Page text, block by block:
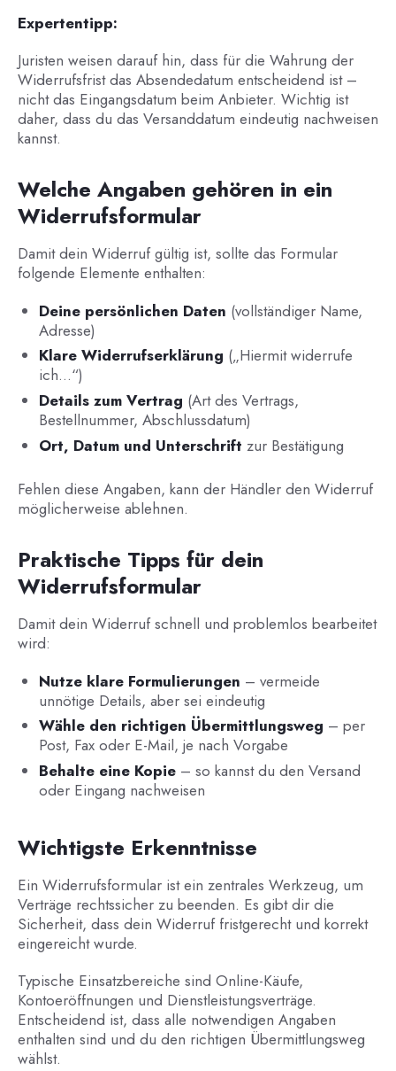
Expertentipp:
Juristen weisen darauf hin, dass für die Wahrung der
Widerrufsfrist das Absendedatum entscheidend ist –
nicht das Eingangsdatum beim Anbieter. Wichtig ist
daher, dass du das Versanddatum eindeutig nachweisen
kannst.
Welche Angaben gehören in ein
Widerrufsformular
Damit dein Widerruf gültig ist, sollte das Formular
folgende Elemente enthalten:
Deine persönlichen Daten (vollständiger Name,
Adresse)
Klare Widerrufserklärung („Hiermit widerrufe
ich…“)
Details zum Vertrag (Art des Vertrags,
Bestellnummer, Abschlussdatum)
Ort, Datum und Unterschrift zur Bestätigung
Fehlen diese Angaben, kann der Händler den Widerruf
möglicherweise ablehnen.
Praktische Tipps für dein
Widerrufsformular
Damit dein Widerruf schnell und problemlos bearbeitet
wird:
Nutze klare Formulierungen – vermeide
unnötige Details, aber sei eindeutig
Wähle den richtigen Übermittlungsweg – per
Post, Fax oder E-Mail, je nach Vorgabe
Behalte eine Kopie– so kannst du den Versand
oder Eingang nachweisen
Wichtigste Erkenntnisse
Ein Widerrufsformular ist ein zentrales Werkzeug, um
Verträge rechtssicher zu beenden. Es gibt dir die
Sicherheit, dass dein Widerruf fristgerecht und korrekt
eingereicht wurde.
Typische Einsatzbereiche sind Online-Käufe,
Kontoeröffnungen und Dienstleistungsverträge.
Entscheidend ist, dass alle notwendigen Angaben
enthalten sind und du den richtigen Übermittlungsweg
wählst.